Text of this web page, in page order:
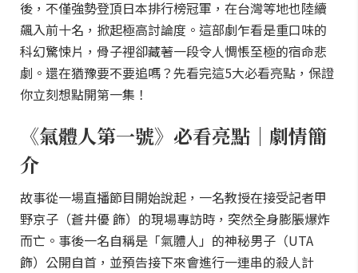
後，不僅強勢登頂日本排行榜冠軍，在台灣等地也陸續
飆入前十名，掀起極高討論度。這部劇乍看是重口味的
科幻驚悚片，骨子裡卻藏著一段令人惆悵至極的宿命悲
劇。還在猶豫要不要追嗎？先看完這5大必看亮點，保證
你立刻想點開第一集！
《氣體人第一號》必看亮點｜劇情簡
介
故事從一場直播節目開始說起，一名教授在接受記者甲
野京子（蒼井優 飾）的現場專訪時，突然全身膨脹爆炸
而亡。事後一名自稱是「氣體人」的神秘男子（UTA
飾）公開自首，並預告接下來會進行一連串的殺人計